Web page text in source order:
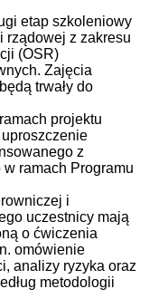
etap szkoleniowy
rządowej z zakresu
(OSR)
Zajęcia
trwały do
projektu
z
ramach Programu
i
uczestnicy mają
o ćwiczenia
omówienie
analizy ryzyka oraz
metodologii